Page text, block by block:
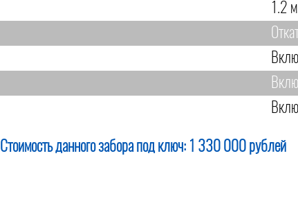
1.2 м
Стоимость данного забора под ключ: 1 330 000 рублей